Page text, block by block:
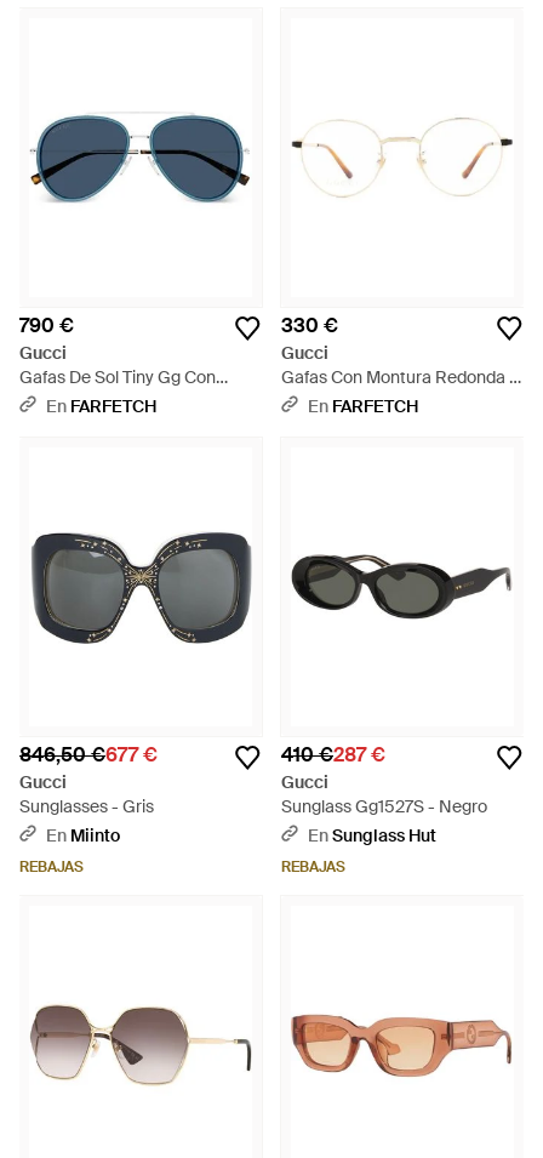
790 €
Gucci
Gafas De Sol Tiny Gg Con
Montura Piloto - Azul
En FARFETCH
330 €
Gucci
Gafas Con Montura Redonda -
Blanco
En FARFETCH
846,50 €677 €
Gucci
Sunglasses - Gris
En Miinto
REBAJAS
410 €287 €
Gucci
Sunglass Gg1527S - Negro
EnSunglass Hut
REBAJAS